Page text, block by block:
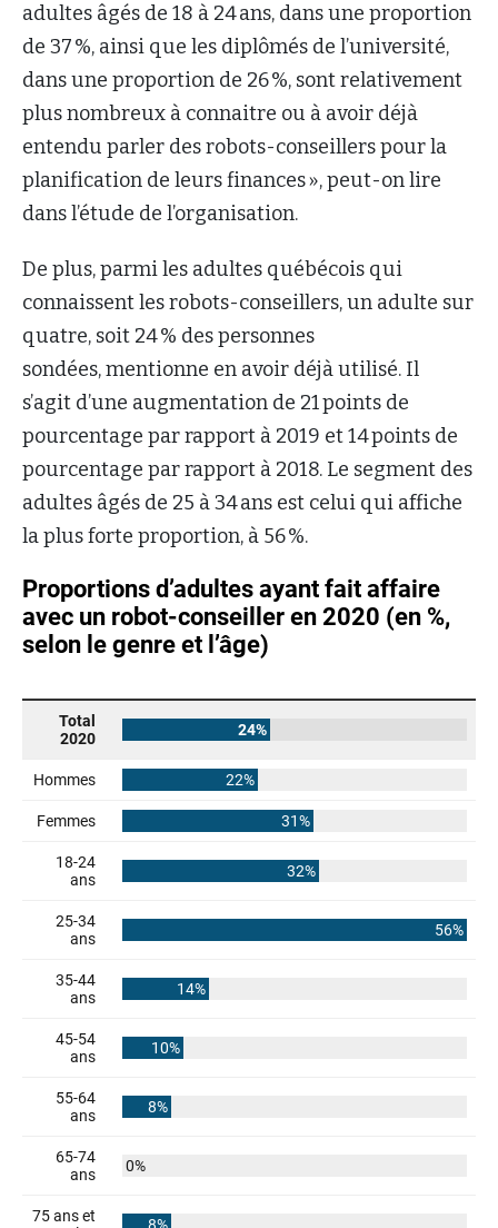
adultes âgés de 18 à 24 ans, dans une proportion
de 37 %, ainsi que les diplômés de l’université,
dans une proportion de 26 %, sont relativement
plus nombreux à connaitre ou à avoir déjà
entendu parler des robots-conseillers pour la
planification de leurs finances », peut-on lire
dans l’étude de l’organisation.
De plus, parmi les adultes québécois qui
connaissent les robots-conseillers, un adulte sur
quatre, soit 24 % des personnes
sondées, mentionne en avoir déjà utilisé. Il
s’agit d’une augmentation de 21 points de
pourcentage par rapport à 2019 et 14 points de
pourcentage par rapport à 2018. Le segment des
adultes âgés de 25 à 34 ans est celui qui affiche
la plus forte proportion, à 56 %.